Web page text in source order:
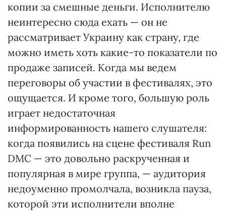
копии за смешные деньги. Исполнителю
неинтересно сюда ехать — он не
рассматривает Украину как страну, где
можно иметь хоть какие-то показатели по
продаже записей. Когда мы ведем
переговоры об участии в фестивалях, это
ощущается. И кроме того, большую роль
играет недостаточная
информированность нашего слушателя:
когда появились на сцене фестиваля Run
DMC — это довольно раскрученная и
популярная в мире группа, — аудитория
недоуменно промолчала, возникла пауза,
которой эти исполнители вполне